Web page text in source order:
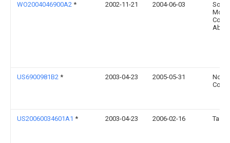
WO2004046900A2 * 2002-11-21 2004-06-03
Sony
Ab
US6900981B2 * 2003-04-23 2005-05-31
Nokia
US20060034601A1 * 2003-04-23 2006-02-16 Tage